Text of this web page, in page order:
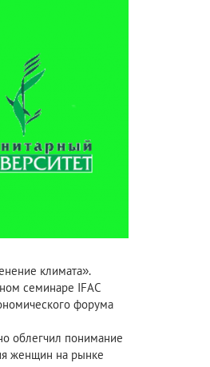
климата».
семинаре IFAC
форума
облегчил понимание
женщин на рынке